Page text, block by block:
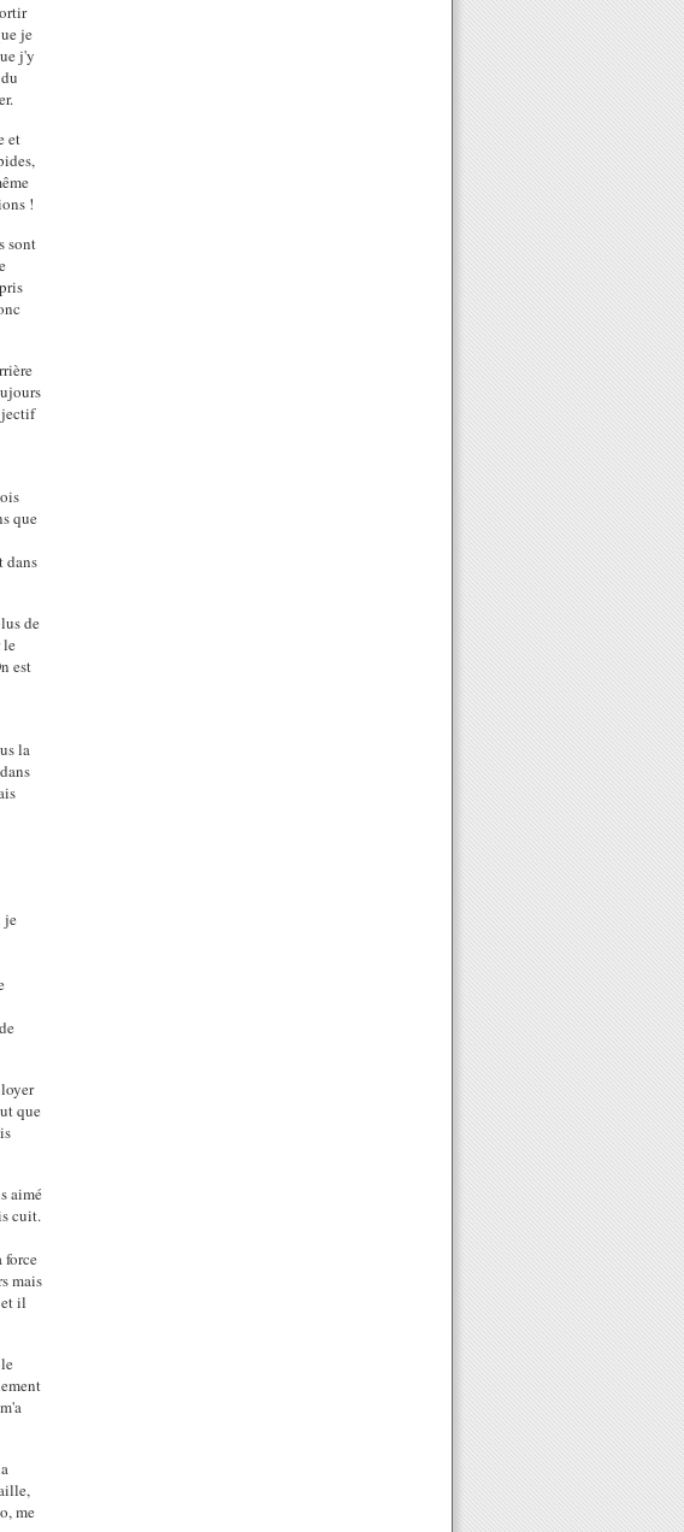
je
j'y
et
!
sont
que
dans
de
le
est
la
je
que
aimé
cuit.
force
mais
il
me